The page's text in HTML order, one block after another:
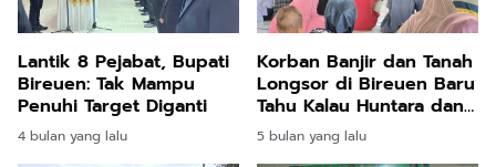
Lantik 8 Pejabat, Bupati
Bireuen: Tak Mampu
Penuhi Target Diganti
4 bulan yang lalu
Korban Banjir dan Tanah
Longsor di Bireuen Baru
Tahu Kalau Huntara dan
Huntap Hak Mereka
5 bulan yang lalu